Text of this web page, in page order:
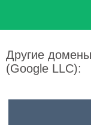
Другие домены
(Google LLC):